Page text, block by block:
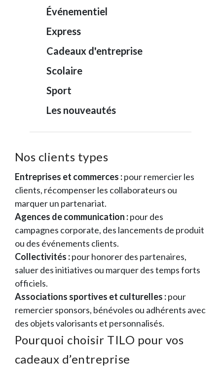
Événementiel
Express
Cadeaux d'entreprise
Scolaire
Sport
Les nouveautés
Nos clients types
Entreprises et commerces :pour remercier les
clients, récompenser les collaborateurs ou
marquer un partenariat.
Agences de communication :pour des
campagnes corporate, des lancements de produit
ou des événements clients.
Collectivités :pour honorer des partenaires,
saluer des initiatives ou marquer des temps forts
officiels.
Associations sportives et culturelles :pour
remercier sponsors, bénévoles ou adhérents avec
des objets valorisants et personnalisés.
Pourquoi choisir TILO pour vos
cadeaux d’entreprise